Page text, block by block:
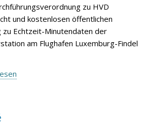
zu HVD
und kostenlosen öffentlichen
zu Echtzeit-Minutendaten der
am Flughafen Luxemburg-Findel